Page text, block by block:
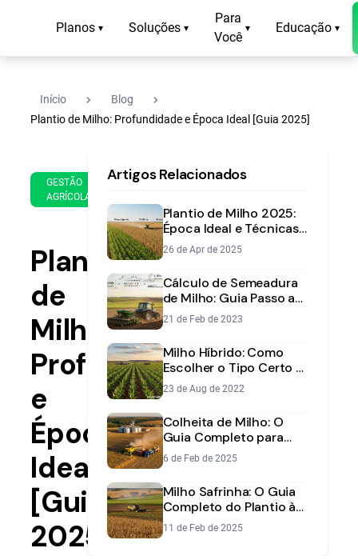
Planos ▾ Soluções ▾
Para
Você
▾ Educação ▾
Início navigate_next Blog navigate_next
Plantio de Milho: Profundidade e Época Ideal [Guia 2025]
GESTÃO
AGRÍCOLA
de
de
2025
min
leitura
Plantio
de
Milho:
Profundidade
e
Época
Ideal
[Guia
2025]
Artigos Relacionados
Plantio de Milho 2025:
Época Ideal e Técnicas |
Aegro
26 de Apr de 2025
Cálculo de Semeadura
de Milho: Guia Passo a
Passo | Aegro
21 de Feb de 2023
Milho Híbrido: Como
Escolher o Tipo Certo e
Aumentar
Produtividade
23 de Aug de 2022
Colheita de Milho: O
Guia Completo para
Maximizar Seus Lucros
na Safra
6 de Feb de 2025
Milho Safrinha: O Guia
Completo do Plantio à
Colheita Lucrativa
11 de Feb de 2025